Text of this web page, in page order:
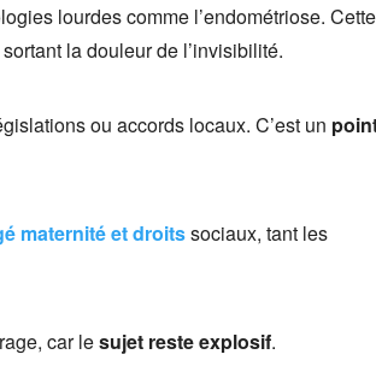
lourdes comme l’endométriose. Cette
sortant la douleur de l’invisibilité.
ou accords locaux. C’est un
maternité et droitssociaux, tant les
car lesujet reste explosif.